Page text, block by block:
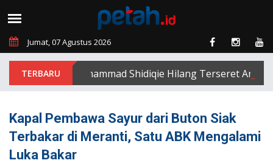
Jumat, 07 Agustus 2026
Muhammad Shidiqie Hilang Terseret Arus
Kapal Pembawa Sayur dari Buton Siak
Terbakar di Meranti, Satu ABK Mengalami
Luka Bakar